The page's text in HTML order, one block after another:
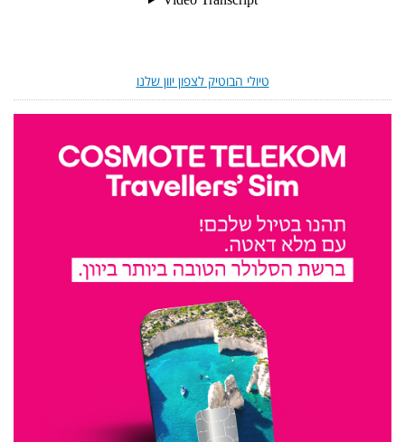
טיולי הבוטיק לצפון יוון שלנו